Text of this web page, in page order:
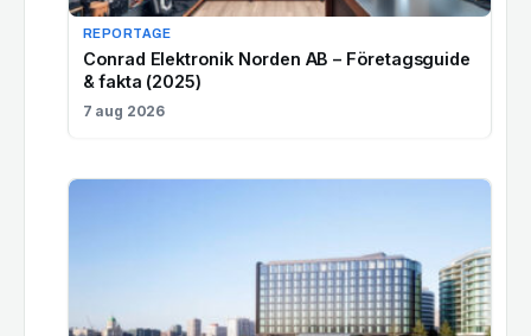
REPORTAGE
Conrad Elektronik Norden AB – Företagsguide
& fakta (2025)
7 aug 2026